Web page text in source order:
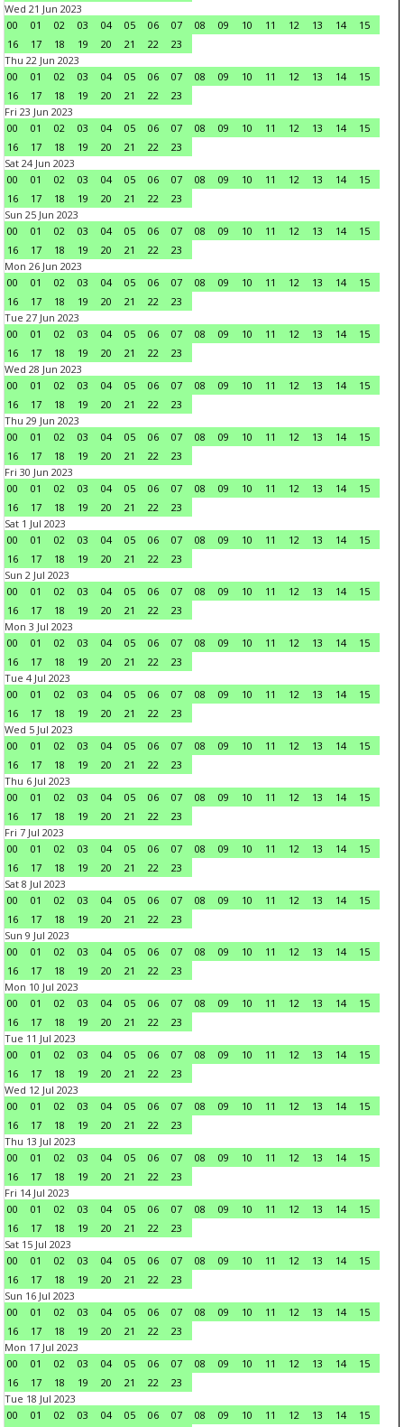
Wed 21 Jun 2023
00
01 02 03 04 05 06 07 08 09 10 11 12 13 14
15
16
17 18 19 20 21 22
23
Thu 22 Jun 2023
00
01 02 03 04 05 06 07 08 09 10 11 12 13 14
15
16
17 18 19 20 21 22
23
Fri 23 Jun 2023
00
01 02 03 04 05 06 07 08 09 10 11 12 13 14
15
16
17 18 19 20 21 22
23
Sat 24 Jun 2023
00
01 02 03 04 05 06 07 08 09 10 11 12 13 14
15
16
17 18 19 20 21 22
23
Sun 25 Jun 2023
00
01 02 03 04 05 06 07 08 09 10 11 12 13 14
15
16
17 18 19 20 21 22
23
Mon 26 Jun 2023
00
01 02 03 04 05 06 07 08 09 10 11 12 13 14
15
16
17 18 19 20 21 22
23
Tue 27 Jun 2023
00
01 02 03 04 05 06 07 08 09 10 11 12 13 14
15
16
17 18 19 20 21 22
23
Wed 28 Jun 2023
00
01 02 03 04 05 06 07 08 09 10 11 12 13 14
15
16
17 18 19 20 21 22
23
Thu 29 Jun 2023
00
01 02 03 04 05 06 07 08 09 10 11 12 13 14
15
16
17 18 19 20 21 22
23
Fri 30 Jun 2023
00
01 02 03 04 05 06 07 08 09 10 11 12 13 14
15
16
17 18 19 20 21 22
23
Sat 1 Jul 2023
00
01 02 03 04 05 06 07 08 09 10 11 12 13 14
15
16
17 18 19 20 21 22
23
Sun 2 Jul 2023
00
01 02 03 04 05 06 07 08 09 10 11 12 13 14
15
16
17 18 19 20 21 22
23
Mon 3 Jul 2023
00
01 02 03 04 05 06 07 08 09 10 11 12 13 14
15
16
17 18 19 20 21 22
23
Tue 4 Jul 2023
00
01 02 03 04 05 06 07 08 09 10 11 12 13 14
15
16
17 18 19 20 21 22
23
Wed 5 Jul 2023
00
01 02 03 04 05 06 07 08 09 10 11 12 13 14
15
16
17 18 19 20 21 22
23
Thu 6 Jul 2023
00
01 02 03 04 05 06 07 08 09 10 11 12 13 14
15
16
17 18 19 20 21 22
23
Fri 7 Jul 2023
00
01 02 03 04 05 06 07 08 09 10 11 12 13 14
15
16
17 18 19 20 21 22
23
Sat 8 Jul 2023
00
01 02 03 04 05 06 07 08 09 10 11 12 13 14
15
16
17 18 19 20 21 22
23
Sun 9 Jul 2023
00
01 02 03 04 05 06 07 08 09 10 11 12 13 14
15
16
17 18 19 20 21 22
23
Mon 10 Jul 2023
00
01 02 03 04 05 06 07 08 09 10 11 12 13 14
15
16
17 18 19 20 21 22
23
Tue 11 Jul 2023
00
01 02 03 04 05 06 07 08 09 10 11 12 13 14
15
16
17 18 19 20 21 22
23
Wed 12 Jul 2023
00
01 02 03 04 05 06 07 08 09 10 11 12 13 14
15
16
17 18 19 20 21 22
23
Thu 13 Jul 2023
00
01 02 03 04 05 06 07 08 09 10 11 12 13 14
15
16
17 18 19 20 21 22
23
Fri 14 Jul 2023
00
01 02 03 04 05 06 07 08 09 10 11 12 13 14
15
16
17 18 19 20 21 22
23
Sat 15 Jul 2023
00
01 02 03 04 05 06 07 08 09 10 11 12 13 14
15
16
17 18 19 20 21 22
23
Sun 16 Jul 2023
00
01 02 03 04 05 06 07 08 09 10 11 12 13 14
15
16
17 18 19 20 21 22
23
Mon 17 Jul 2023
00
01 02 03 04 05 06 07 08 09 10 11 12 13 14
15
16
17 18 19 20 21 22
23
Tue 18 Jul 2023
00
01 02 03 04 05 06 07 08 09 10 11 12 13 14 15